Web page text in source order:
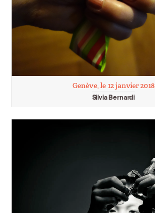
Genève, le 12 janvier 2018
Silvia Bernardi